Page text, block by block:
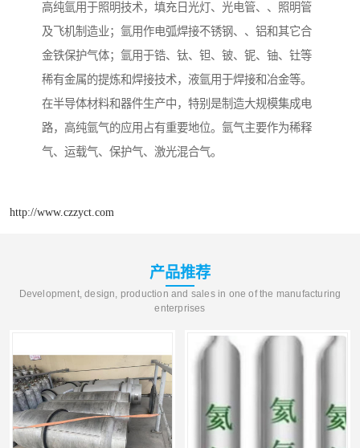
高纯氩用于照明技术，填充日光灯、光电管、、照明管
及飞机制造业；氩用作电弧焊接不锈钢、、铝和其它合
金铁保护气体；氩用于锆、钛、钽、铍、铌、铀、钍等
稀有金属的提炼和焊接技术，液氩用于焊接和冶金等。
在半导体材料和器件生产中，特别是制造大规模集成电
路，高纯氩气的应用占有重要地位。氩气主要作为稀释
气、运载气、保护气、激光混合气。
http://www.czzyct.com
产品推荐
Development, design, production and sales in one of the manufacturing
enterprises